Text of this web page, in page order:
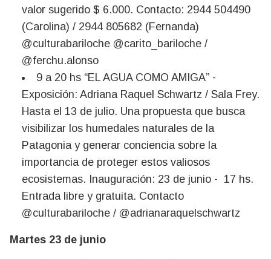
valor sugerido $ 6.000. Contacto: 2944 504490
(Carolina) / 2944 805682 (Fernanda)
@culturabariloche @carito_bariloche /
@ferchu.alonso
9 a 20 hs “EL AGUA COMO AMIGA” -
Exposición: Adriana Raquel Schwartz / Sala Frey.
Hasta el 13 de julio. Una propuesta que busca
visibilizar los humedales naturales de la
Patagonia y generar conciencia sobre la
importancia de proteger estos valiosos
ecosistemas. Inauguración: 23 de junio - 17 hs.
Entrada libre y gratuita. Contacto
@culturabariloche / @adrianaraquelschwartz
Martes 23 de junio